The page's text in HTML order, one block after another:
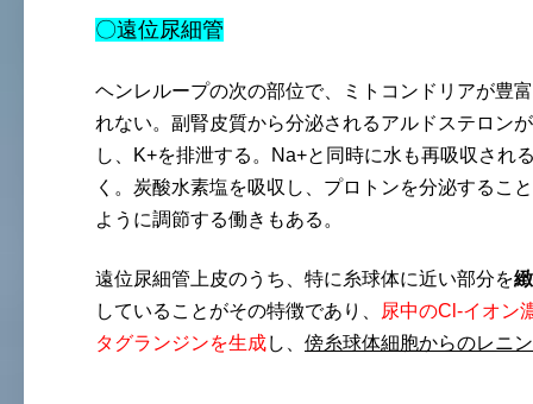
〇遠位尿細管
ヘンレループの次の部位で、ミトコンドリアが豊
れない。副腎皮質から分泌されるアルドステロン
し、K+を排泄する。Na+と同時に水も再吸収され
く。炭酸水素塩を吸収し、プロトンを分泌するこ
ように調節する働きもある。
遠位尿細管上皮のうち、特に糸球体に近い部分を
していることがその特徴であり、
尿中のCl-イオン
タグランジンを生成し、 傍糸球体細胞からのレニ